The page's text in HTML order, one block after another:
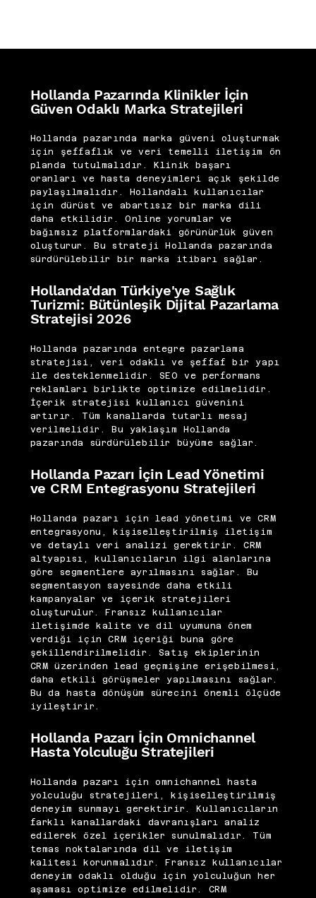
Hollanda Pazarında Klinikler İçin
Güven Odaklı Marka Stratejileri
Hollanda pazarında marka güveni oluşturmak
için şeffaflık ve veri temelli iletişim ön
planda tutulmalıdır. Klinik başarı
oranları ve hasta deneyimleri açık şekilde
paylaşılmalıdır. Hollandalı kullanıcılar
için dürüst ve abartısız bir marka dili
daha etkilidir. Online yorumlar ve
bağımsız platformlardaki görünürlük güven
oluşturur. Bu strateji Hollanda pazarında
sürdürülebilir bir marka itibarı sağlar.
Hollanda'dan Türkiye'ye Sağlık
Turizmi: Bütünleşik Dijital Pazarlama
Stratejisi 2026
Hollanda pazarında entegre pazarlama
stratejisi, veri odaklı ve şeffaf bir yapı
ile desteklenmelidir. SEO ve performans
reklamları birlikte optimize edilmelidir.
İçerik stratejisi kullanıcı güvenini
artırır. Tüm kanallarda tutarlı mesaj
verilmelidir. Bu yaklaşım Hollanda
pazarında sürdürülebilir büyüme sağlar.
Hollanda Pazarı İçin Lead Yönetimi
ve CRM Entegrasyonu Stratejileri
Hollanda pazarı için lead yönetimi ve CRM
entegrasyonu, kişiselleştirilmiş iletişim
ve detaylı veri analizi gerektirir. CRM
altyapısı, kullanıcıların ilgi alanlarına
göre segmentlere ayrılmasını sağlar. Bu
segmentasyon sayesinde daha etkili
kampanyalar ve içerik stratejileri
oluşturulur. Fransız kullanıcılar
iletişimde kalite ve dil uyumuna önem
verdiği için CRM içeriği buna göre
şekillendirilmelidir. Satış ekiplerinin
CRM üzerinden lead geçmişine erişebilmesi,
daha etkili görüşmeler yapılmasını sağlar.
Bu da hasta dönüşüm sürecini önemli ölçüde
iyileştirir.
Hollanda Pazarı İçin Omnichannel
Hasta Yolculuğu Stratejileri
Hollanda pazarı için omnichannel hasta
yolculuğu stratejileri, kişiselleştirilmiş
deneyim sunmayı gerektirir. Kullanıcıların
farklı kanallardaki davranışları analiz
edilerek özel içerikler sunulmalıdır. Tüm
temas noktalarında dil ve iletişim
kalitesi korunmalıdır. Fransız kullanıcılar
deneyim odaklı olduğu için yolculuğun her
aşaması optimize edilmelidir. CRM